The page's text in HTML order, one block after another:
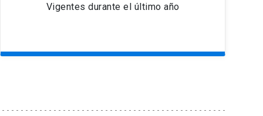
Vigentes durante el último año